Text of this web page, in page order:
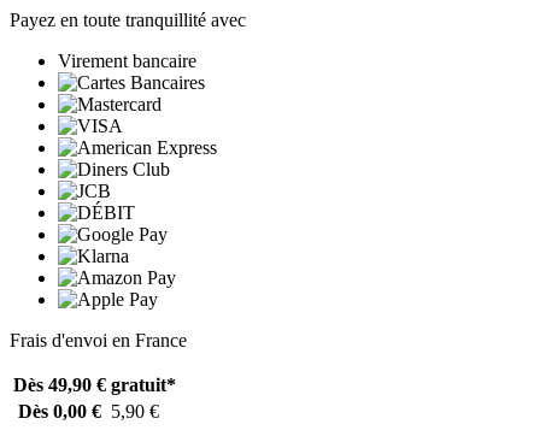
Payez en toute tranquillité avec
Virement bancaire
Frais d'envoi en France
Dès 49,90 € gratuit*
Dès 0,00 € 5,90 €